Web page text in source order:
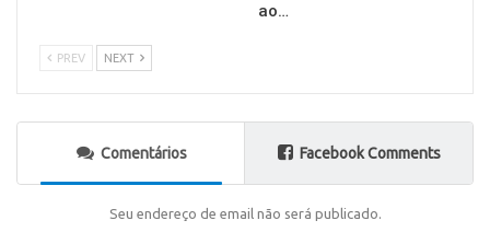
ao…
PREV NEXT
Comentários Facebook Comments
Seu endereço de email não será publicado.